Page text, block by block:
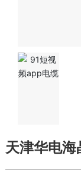
天津华电海